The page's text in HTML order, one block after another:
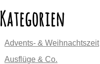
Kategorien
Advents- & Weihnachtszeit
Ausflüge & Co.